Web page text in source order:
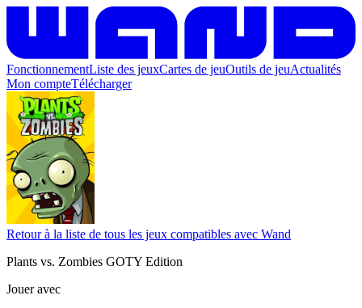
FonctionnementListe des jeuxCartes de jeuOutils de jeuActualités
Mon compteTélécharger
Retour à la liste de tous les jeux compatibles avec Wand
Plants vs. Zombies GOTY Edition
Jouer avec